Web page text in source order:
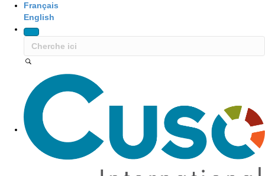
Français
English
Site Navigation